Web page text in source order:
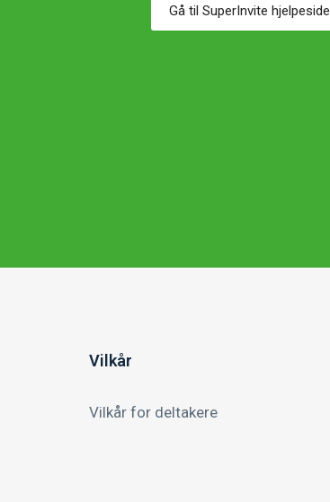
Gå til SuperInvite hjelpeside
Vilkår
Vilkår for deltakere